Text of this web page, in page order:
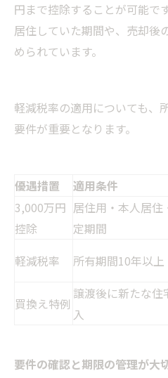
円まで控除することが可能で
居住していた期間や、売却後
められています。
軽減税率の適用についても、
要件が重要となります。
優遇措置 適用条件
3,000万円
控除
居住用・本人居住
定期間
軽減税率
所有期間10年以上
買換え特例
譲渡後に新たな住
入
要件の確認と期限の管理が大